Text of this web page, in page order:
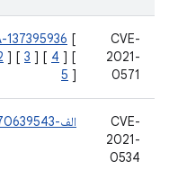
CVE-
2021-
0571
137395936 [
] [ 3 ] [ 4 ] [
5 ]
CVE-
2021-
0534
الف-170639543